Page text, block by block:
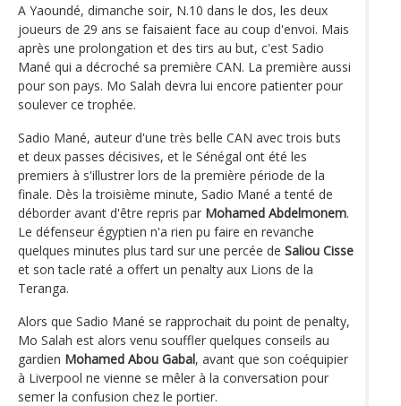
A Yaoundé, dimanche soir, N.10 dans le dos, les deux
joueurs de 29 ans se faisaient face au coup d'envoi. Mais
après une prolongation et des tirs au but, c'est Sadio
Mané qui a décroché sa première CAN. La première aussi
pour son pays. Mo Salah devra lui encore patienter pour
soulever ce trophée.
Sadio Mané, auteur d'une très belle CAN avec trois buts
et deux passes décisives, et le Sénégal ont été les
premiers à s'illustrer lors de la première période de la
finale. Dès la troisième minute, Sadio Mané a tenté de
déborder avant d'être repris par Mohamed Abdelmonem.
Le défenseur égyptien n'a rien pu faire en revanche
quelques minutes plus tard sur une percée de Saliou Cisse
et son tacle raté a offert un penalty aux Lions de la
Teranga.
Alors que Sadio Mané se rapprochait du point de penalty,
Mo Salah est alors venu souffler quelques conseils au
gardien Mohamed Abou Gabal, avant que son coéquipier
à Liverpool ne vienne se mêler à la conversation pour
semer la confusion chez le portier.